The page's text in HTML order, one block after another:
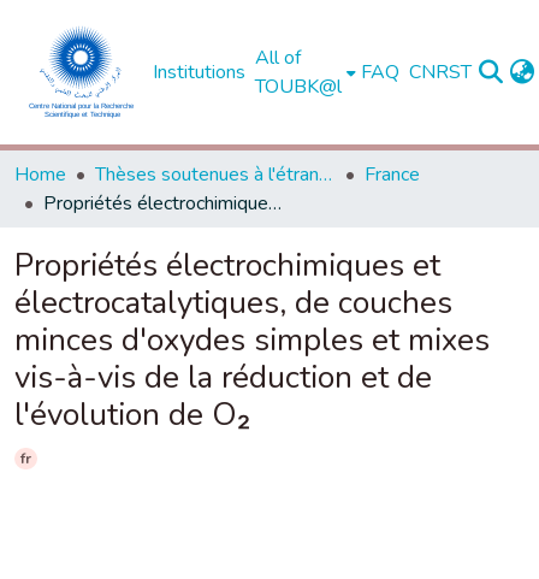
Institutions
All of
TOUBK@l
FAQ CNRST
Home Thèses soutenues à l'étranger
France
Propriétés électrochimiques et électrocatalytiques, de couches minces d'oxydes simples et mixes vis-à-vis de la réduction et de l'évolution de O₂
Propriétés électrochimiques et
électrocatalytiques, de couches
minces d'oxydes simples et mixes
vis-à-vis de la réduction et de
l'évolution de O₂
fr